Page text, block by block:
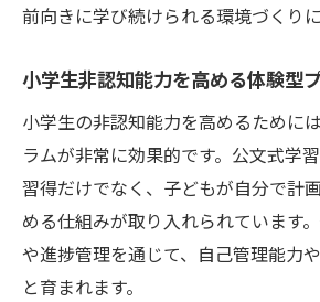
前向きに学び続けられる環境づくりに
小学生非認知能力を高める体験型
小学生の非認知能力を高めるために
ラムが非常に効果的です。公文式学
習得だけでなく、子どもが自分で計
める仕組みが取り入れられています
や進捗管理を通じて、自己管理能力
と育まれます。